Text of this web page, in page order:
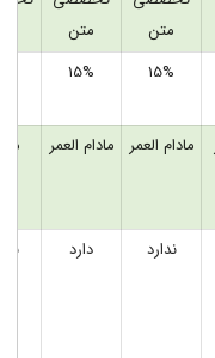
متن
متن
15%
15%
مادام العمر مادام العمر
ندارد دارد